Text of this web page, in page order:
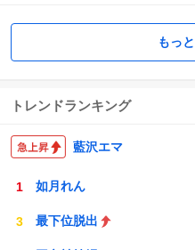
もっ
トレンドランキング
藍沢エマ
如月れん
最下位脱出